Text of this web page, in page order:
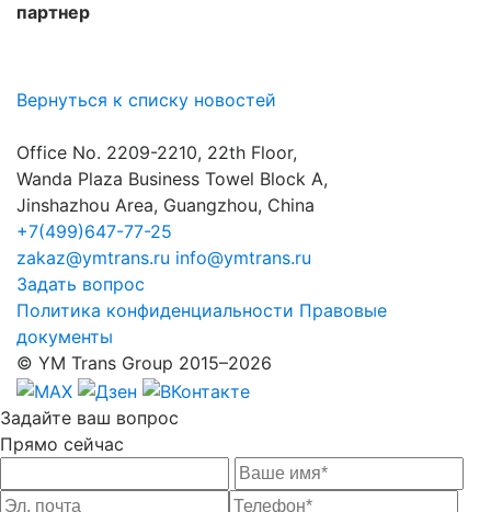
партнер
Вернуться к списку новостей
Office No. 2209-2210, 22th Floor,
Wanda Plaza Business Towel Block A,
Jinshazhou Area, Guangzhou, China
+7(499)647-77-25
zakaz@ymtrans.ru info@ymtrans.ru
Задать вопрос
Политика конфиденциальности Правовые
документы
© YM Trans Group 2015–2026
Задайте ваш вопрос
Прямо сейчас